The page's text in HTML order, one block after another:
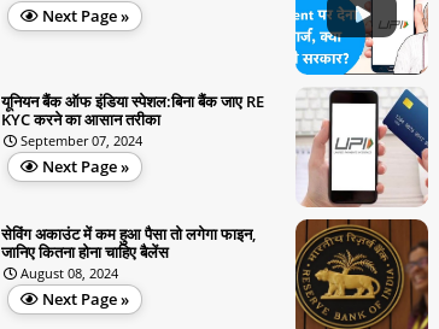
Next Page »
यूनियन बैंक ऑफ इंडिया स्पेशल:बिना बैंक जाए RE
KYC करने का आसान तरीका
September 07, 2024
Next Page »
सेविंग अकाउंट में कम हुआ पैसा तो लगेगा फाइन,
जानिए कितना होना चाहिए बैलेंस
August 08, 2024
Next Page »